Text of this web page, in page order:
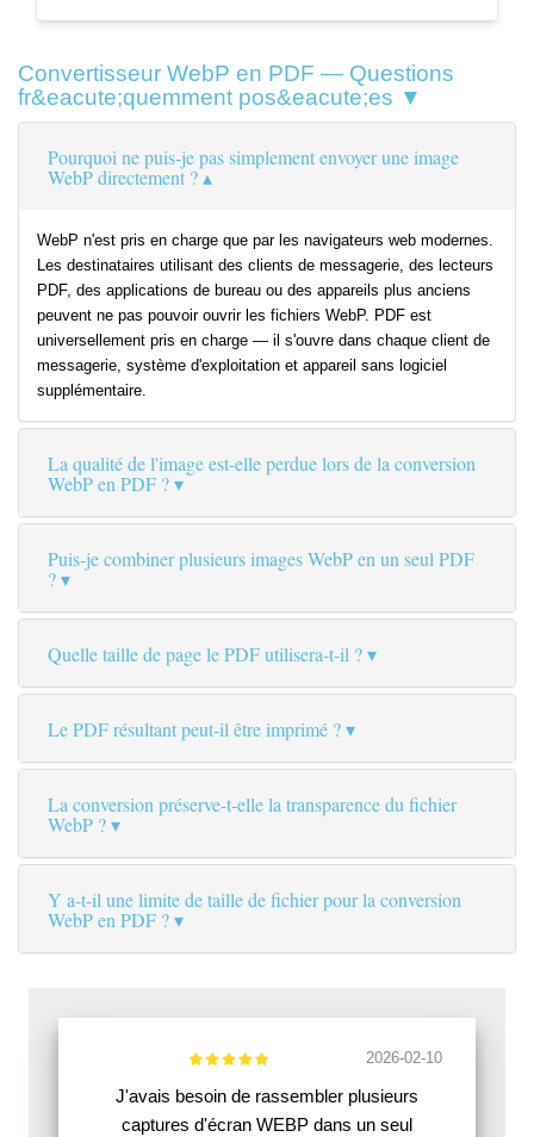
Convertisseur WebP en PDF — Questions
fr&eacute;quemment pos&eacute;es ▼
Pourquoi ne puis-je pas simplement envoyer une image
WebP directement ?
WebP n'est pris en charge que par les navigateurs web modernes.
Les destinataires utilisant des clients de messagerie, des lecteurs
PDF, des applications de bureau ou des appareils plus anciens
peuvent ne pas pouvoir ouvrir les fichiers WebP. PDF est
universellement pris en charge — il s'ouvre dans chaque client de
messagerie, système d'exploitation et appareil sans logiciel
supplémentaire.
La qualité de l'image est-elle perdue lors de la conversion
WebP en PDF ?
Puis-je combiner plusieurs images WebP en un seul PDF
?
Quelle taille de page le PDF utilisera-t-il ?
Le PDF résultant peut-il être imprimé ?
La conversion préserve-t-elle la transparence du fichier
WebP ?
Y a-t-il une limite de taille de fichier pour la conversion
WebP en PDF ?
2026-02-10
J'avais besoin de rassembler plusieurs
captures d'écran WEBP dans un seul